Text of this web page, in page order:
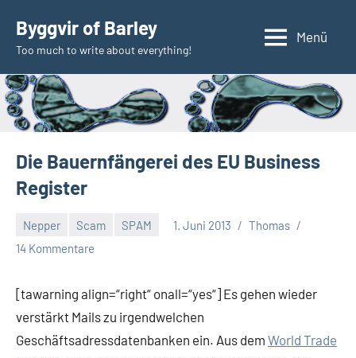
Inhalt
springen
Byggvir of Barley
Too much to write about everything!
Menü
Die Bauernfängerei des EU Business
Register
Nepper Scam SPAM 1. Juni 2013
Thomas
14 Kommentare
[tawarning align=“right“ onall=“yes“] Es gehen wieder
verstärkt Mails zu irgendwelchen
Geschäftsadressdatenbanken ein. Aus dem World Trade